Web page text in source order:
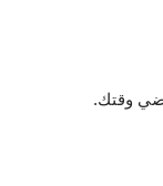
وقتك.